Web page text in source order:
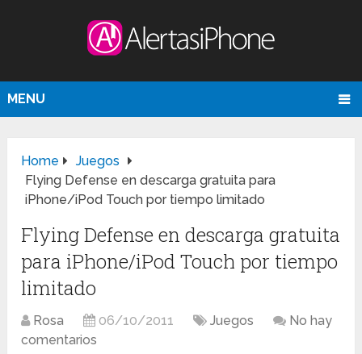
MENU
Home
Juegos
Flying Defense en descarga gratuita para
iPhone/iPod Touch por tiempo limitado
Flying Defense en descarga gratuita
para iPhone/iPod Touch por tiempo
limitado
Rosa 06/10/2011 Juegos
No hay
comentarios